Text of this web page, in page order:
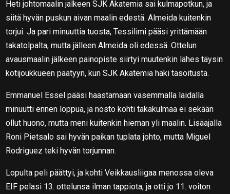
Heti johtomaalin jälkeen SJK Akatemia sai kulmapotkun, ja
siitä hyvän puskun aivan maalin edestä. Almeida kuitenkin
torjui. Ja pari minuuttia tuosta, Tessilimi pääsi yrittämään
takatolpalta, mutta jälleen Almeida oli edessä. Ottelun
avausmaalin jälkeen painopiste siirtyi muutenkin lähes täysin
kotijoukkueen päätyyn, kun SJK Akatemia haki tasoitusta.
Emmanuel Essel pääsi haastamaan vasemmalla laidalla
minuutti ennen loppua, ja nosto kohti takakulmaa ei sekään
ollut huono, mutta meni kuitenkin hieman yli maalin. Lisäajalla
Roni Pietsalo sai hyvän paikan tuplata johto, mutta Miguel
Rodriguez teki hyvän torjunnan.
Lopulta peli päättyi, ja kohti Veikkausliigaa menossa oleva
EIF pelasi 13. ottelunsa ilman tappiota, ja otti jo 11. voiton